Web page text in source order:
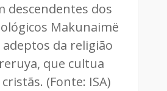
descendentes dos
Makunaimë
adeptos da religião
que cultua
(Fonte: ISA)